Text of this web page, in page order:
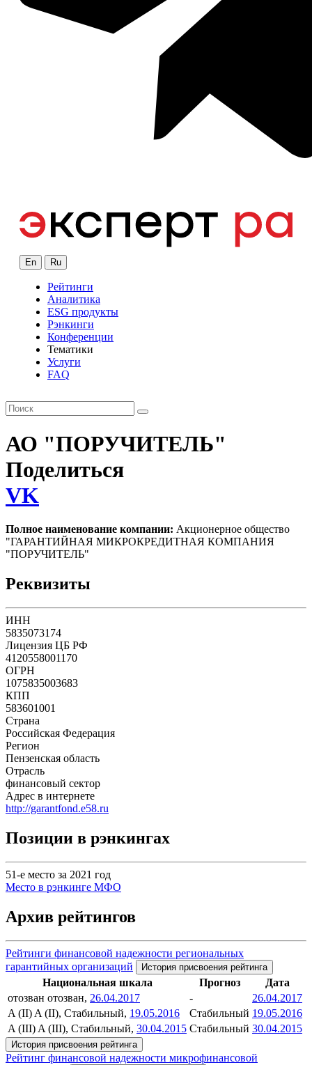
En Ru
Рейтинги
Аналитика
ESG продукты
Рэнкинги
Конференции
Тематики
Услуги
FAQ
АО "ПОРУЧИТЕЛЬ"
Поделиться
VK
Полное наименование компании: Акционерное общество
"ГАРАНТИЙНАЯ МИКРОКРЕДИТНАЯ КОМПАНИЯ
"ПОРУЧИТЕЛЬ"
Реквизиты
ИНН
5835073174
Лицензия ЦБ РФ
4120558001170
ОГРН
1075835003683
КПП
583601001
Страна
Российская Федерация
Регион
Пензенская область
Отрасль
финансовый сектор
Адрес в интернете
http://garantfond.e58.ru
Позиции в рэнкингах
51-е место за 2021 год
Место в рэнкинге МФО
Архив рейтингов
Рейтинги финансовой надежности региональных
гарантийных организаций
История присвоения рейтинга
Национальная шкала Прогноз
Дата
отозван отозван, 26.04.2017 -
26.04.2017
A (II) A (II), Стабильный, 19.05.2016 Стабильный 19.05.2016
A (III) A (III), Стабильный, 30.04.2015 Стабильный 30.04.2015
История присвоения рейтинга
Рейтинг финансовой надежности микрофинансовой